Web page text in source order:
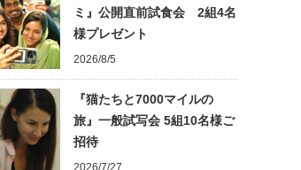
ミ』公開直前試食会 2組4名
様プレゼント
2026/8/5
『猫たちと7000マイルの
旅』一般試写会 5組10名様ご
招待